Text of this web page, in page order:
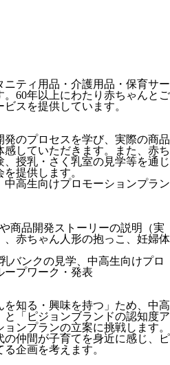
ニティ用品・介護用品・保育サー
。60年以上にわたり赤ちゃんとご
スを提供しています。
のプロセスを学び、実際の商品
していただきます。また、赤ち
授乳・さく乳室の見学等を通じ
提供します。
高生向けプロモーションプラン
商品開発ストーリーの説明（実
赤ちゃん人形の抱っこ、妊婦体
バンクの見学、中高生向けプロ
ープワーク・発表
知る・興味を持つ」ため、中高
「ピジョンブランドの認知度ア
ンプランの立案に挑戦します。
仲間が子育てを身近に感じ、ピ
企画を考えます。